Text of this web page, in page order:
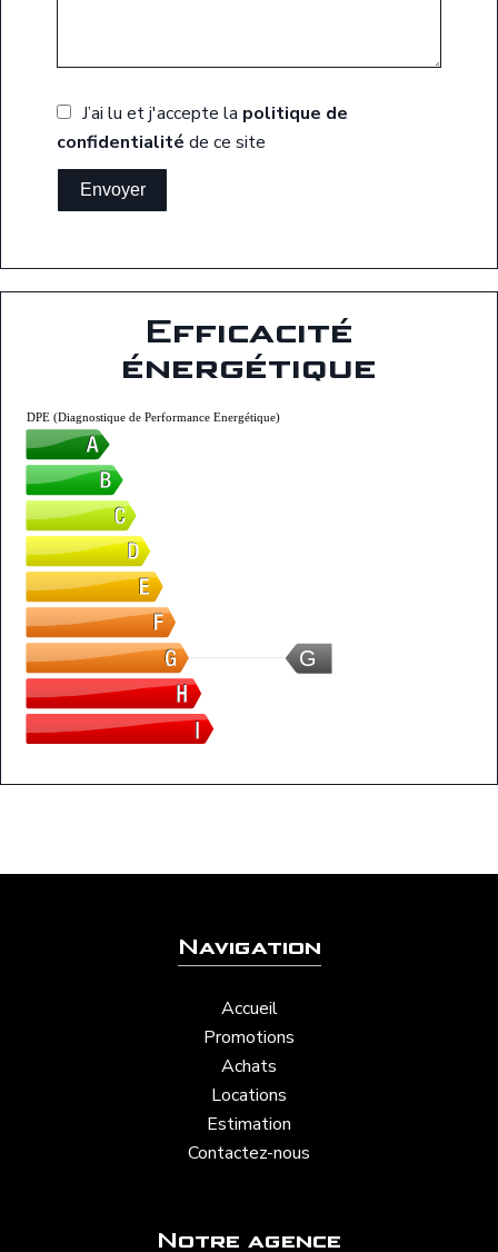
J’ai lu et j'accepte la politique de
confidentialité de ce site
Envoyer
Efficacité
énergétique
G
DPE (Diagnostique de Performance Energétique)
Navigation
Accueil
Promotions
Achats
Locations
Estimation
Contactez-nous
Notre agence